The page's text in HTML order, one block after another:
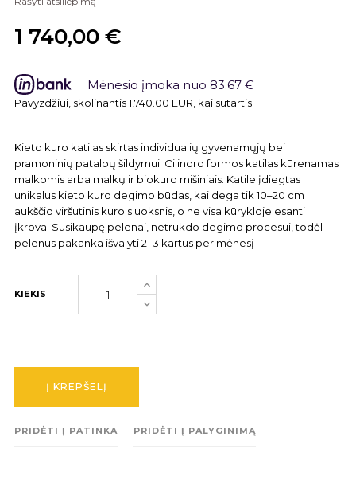
1 740,00 €
Mėnesio įmoka nuo 83.67 €
Pavyzdžiui, skolinantis 1,740.00 EUR, kai sutartis sudaroma 24
Kieto kuro katilas skirtas individualių gyvenamųjų bei
pramoninių patalpų šildymui. Cilindro formos katilas kūrenamas
malkomis arba malkų ir biokuro mišiniais. Katile įdiegtas
unikalus kieto kuro degimo būdas, kai dega tik 10–20 cm
aukščio viršutinis kuro sluoksnis, o ne visa kūrykloje esanti
įkrova. Susikaupę pelenai, netrukdo degimo procesui, todėl
pelenus pakanka išvalyti 2–3 kartus per mėnesį
KIEKIS
Į KREPŠELĮ
PRIDĖTI Į PATINKA PRIDĖTI Į PALYGINIMĄ